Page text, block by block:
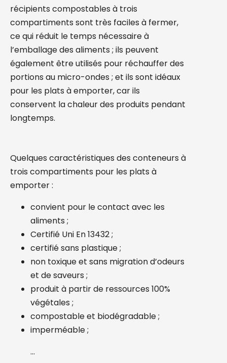
récipients compostables à trois
compartiments sont très faciles à fermer,
ce qui réduit le temps nécessaire à
l’emballage des aliments ; ils peuvent
également être utilisés pour réchauffer des
portions au micro-ondes ; et ils sont idéaux
pour les plats à emporter, car ils
conservent la chaleur des produits pendant
longtemps.
Quelques caractéristiques des conteneurs à
trois compartiments pour les plats à
emporter :
convient pour le contact avec les
aliments ;
Certifié Uni En 13432 ;
certifié sans plastique ;
non toxique et sans migration d’odeurs
et de saveurs ;
produit à partir de ressources 100%
végétales ;
compostable et biodégradable ;
imperméable ;
…